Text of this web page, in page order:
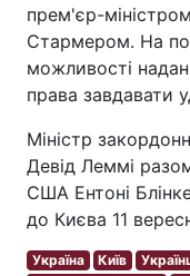
прем'єр-
Стармером. На
можливості
права завдавати
Міністр
Девід Леммі
США Ентоні
до Києва 11
Україна Київ